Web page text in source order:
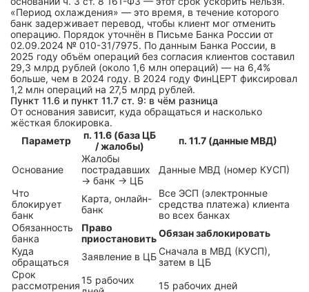
«Период охлаждения» — это время, в течение которого
банк задерживает перевод, чтобы клиент мог отменить
операцию. Порядок уточнён в Письме Банка России от
02.09.2024 № 010-31/7975. По данным Банка России, в
2025 году объём операций без согласия клиентов составил
29,3 млрд рублей (около 1,6 млн операций) — на 6,4%
больше, чем в 2024 году. В 2024 году ФинЦЕРТ фиксировал
1,2 млн операций на 27,5 млрд рублей.
Пункт 11.6 и пункт 11.7 ст. 9: в чём разница
От основания зависит, куда обращаться и насколько
жёсткая блокировка.
Параметр
п. 11.6 (база ЦБ
/ жалобы)
п. 11.7 (данные МВД)
Основание
Жалобы
пострадавших
→ банк → ЦБ
Данные МВД (номер КУСП)
Что
блокирует
банк
Карта, онлайн-
банк
Все ЭСП (электронные
средства платежа) клиента
во всех банках
Обязанность
банка
Право
приостановитьОбязан заблокировать
Куда
обращаться
Заявление в ЦБ Сначала в МВД (КУСП),
затем в ЦБ
Срок
рассмотрения15 рабочих
15 рабочих дней